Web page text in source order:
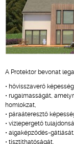
A Protektor bevonat
• hővisszaverő
• rugalmasságát,
homlokzat,
• páraáteresztő
• vízlepergető
• algaképződés-gátlását,
• tisztíthatóságát,